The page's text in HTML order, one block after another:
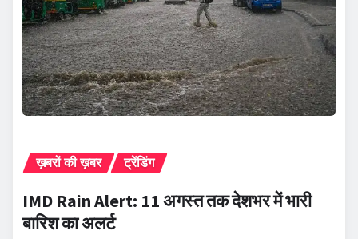
ख़बरों की ख़बर ट्रेंडिंग
IMD Rain Alert: 11 अगस्त तक देशभर में भारी
बारिश का अलर्ट